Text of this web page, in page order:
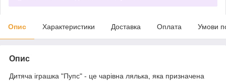
Опис Характеристики Доставка Оплата Умови
Опис
Дитяча іграшка "Пупс" - це чарівна лялька, яка призначена